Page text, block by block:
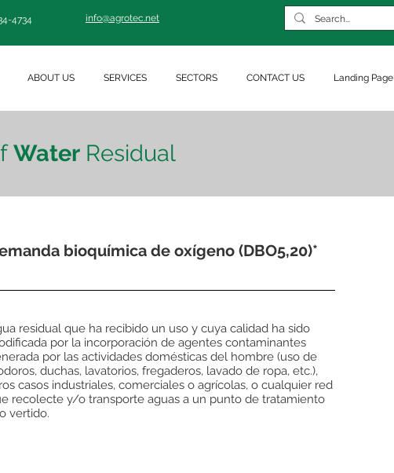
4734 info@agrotec.net
ABOUT US SERVICES SECTORS CONTACT US Landing Page
Water Residual
bioquímica de oxígeno (DBO5,20)*
residual que ha recibido un uso y cuya calidad ha sido
por la incorporación de agentes contaminantes
por las actividades domésticas del hombre (uso de
duchas, lavatorios, fregaderos, lavado de ropa, etc.),
casos industriales, comerciales o agrícolas, o cualquier red
recolecte y/o transporte aguas a un punto de tratamiento
vertido.